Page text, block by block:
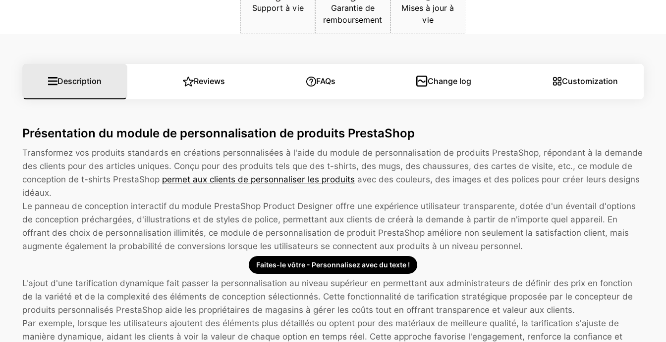
Support à vie
Garantie de
remboursement
Mises à jour à
vie
Description Reviews FAQs Change log Customization
Présentation du module de personnalisation de produits PrestaShop
Transformez vos produits standards en créations personnalisées à l'aide du module de personnalisation de produits PrestaShop, répondant à la demande
des clients pour des articles uniques. Conçu pour des produits tels que des t-shirts, des mugs, des chaussures, des cartes de visite, etc., ce module de
conception de t-shirts PrestaShop permet aux clients de personnaliser les produits avec des couleurs, des images et des polices pour créer leurs designs
idéaux.
Le panneau de conception interactif du module PrestaShop Product Designer offre une expérience utilisateur transparente, dotée d'un éventail d'options
de conception préchargées, d'illustrations et de styles de police, permettant aux clients de créerà la demande à partir de n'importe quel appareil. En
offrant des choix de personnalisation illimités, ce module de personnalisation de produit PrestaShop améliore non seulement la satisfaction client, mais
augmente également la probabilité de conversions lorsque les utilisateurs se connectent aux produits à un niveau personnel.
Faites-le vôtre - Personnalisez avec du texte !
L'ajout d'une tarification dynamique fait passer la personnalisation au niveau supérieur en permettant aux administrateurs de définir des prix en fonction
de la variété et de la complexité des éléments de conception sélectionnés. Cette fonctionnalité de tarification stratégique proposée par le concepteur de
produits personnalisés PrestaShop aide les propriétaires de magasins à gérer les coûts tout en offrant transparence et valeur aux clients.
Par exemple, lorsque les utilisateurs ajoutent des éléments plus détaillés ou optent pour des matériaux de meilleure qualité, la tarification s'ajuste de
manière dynamique, aidant les clients à voir la valeur de chaque option en temps réel. Cette approche favorise l'engagement, renforce la confiance et